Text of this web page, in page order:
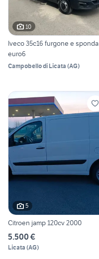
10
Iveco 35c16 furgone e sponda
euro6
Campobello di Licata (AG)
5
Citroen jamp 120cv 2000
5.500 €
Licata (AG)